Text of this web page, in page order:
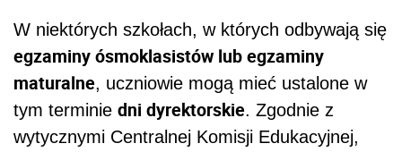
W niektórych szkołach, w których odbywają się
egzaminy ósmoklasistów lub egzaminy
maturalne, uczniowie mogą mieć ustalone w
tym terminie dni dyrektorskie. Zgodnie z
wytycznymi Centralnej Komisji Edukacyjnej,